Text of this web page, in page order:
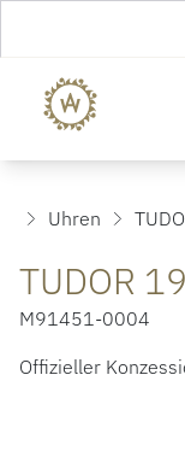
Uhren
TUDOR
M91451-0004
Offizieller